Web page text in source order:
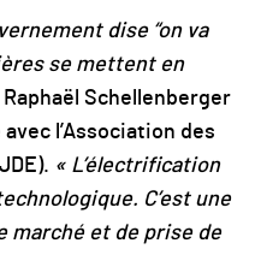
dise “on va
se mettent en
Schellenberger
l’Association des
« L’électrification
C’est une
marché et de prise de